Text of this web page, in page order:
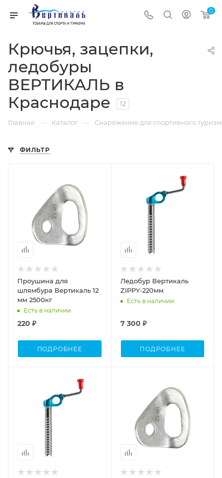
0
Крючья, зацепки,
ледобуры
ВЕРТИКАЛЬ в
Краснодаре
12
Главная — Каталог — Снаряжение для спортивного
ФИЛЬТР
Проушина для
шлямбура Вертикаль 12
мм 2500кг
Есть в наличии
220 ₽
ПОДРОБНЕЕ
Ледобур Вертикаль
ZIPPY-220мм
Есть в наличии
7 300 ₽
ПОДРОБНЕЕ